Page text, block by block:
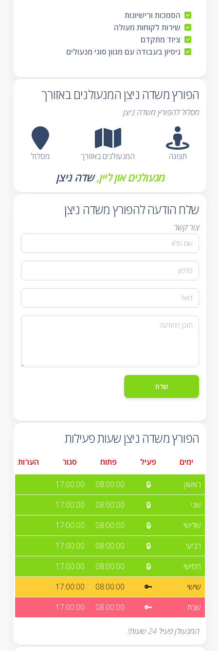
הסמכות ורישיונות
שירות לקוחות מעולה
ציוד מתקדם
ניסיון בעבודה עם מגוון סוגי מנעולים
הפורץ משדה ניצן המנעולנים באזורך
מסלול להפורץ משדה ניצן
תצוגה המנעולנים באזורך מסלול
מנעולנים און ליין,שדה ניצן
שלח הודעה להפורץ משדה ניצן
צור קשר
הפורץ משדה ניצן שעות פעילות
ימים פעיל פתוח סגור הערות
ראשון 🔒
08:00:00
17:00:00
שני
🔒
08:00:00
17:00:00
שלישי
🔒
08:00:00
17:00:00
רביעי
🔒
08:00:00
17:00:00
חמישי
🔒
08:00:00
17:00:00
שישי
🔑
08:00:00
17:00:00
שבת
🔑
08:00:00
17:00:00
המנעולן פעיל 24 שעות!